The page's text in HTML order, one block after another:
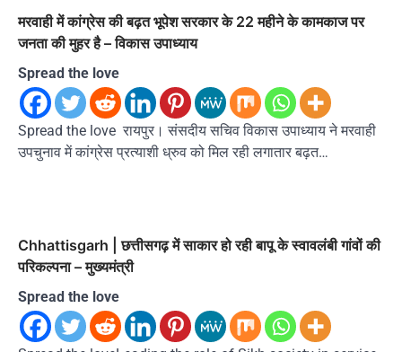
मरवाही में कांग्रेस की बढ़त भूपेश सरकार के 22 महीने के कामकाज पर
जनता की मुहर है – विकास उपाध्याय
Spread the love
Spread the love रायपुर। संसदीय सचिव विकास उपाध्याय ने मरवाही
उपचुनाव में कांग्रेस प्रत्याशी ध्रुव को मिल रही लगातार बढ़त…
Chhattisgarh | छत्तीसगढ़ में साकार हो रही बापू के स्वावलंबी गांवों की
परिकल्पना – मुख्यमंत्री
Spread the love